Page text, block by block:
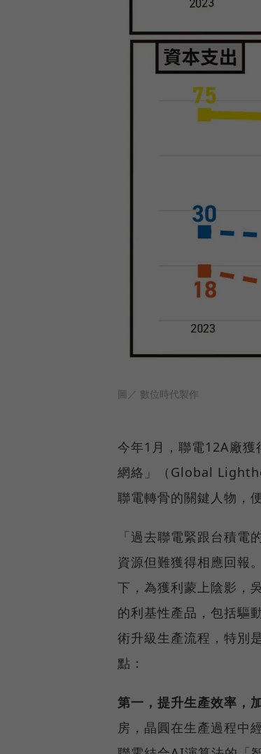
圖／ 數位時代製作
今年1月，聯電12A廠
網絡」（Global
聯電轉骨的關鍵人物，
「過去聯電緊跟台積
資源但難獲得相應回報
下，為獲利蒙上陰影，
的利基性產品，包括驅
術升級生產流程，特別
點：
第一，提升生產效率，
房，晶圓在生產過程中